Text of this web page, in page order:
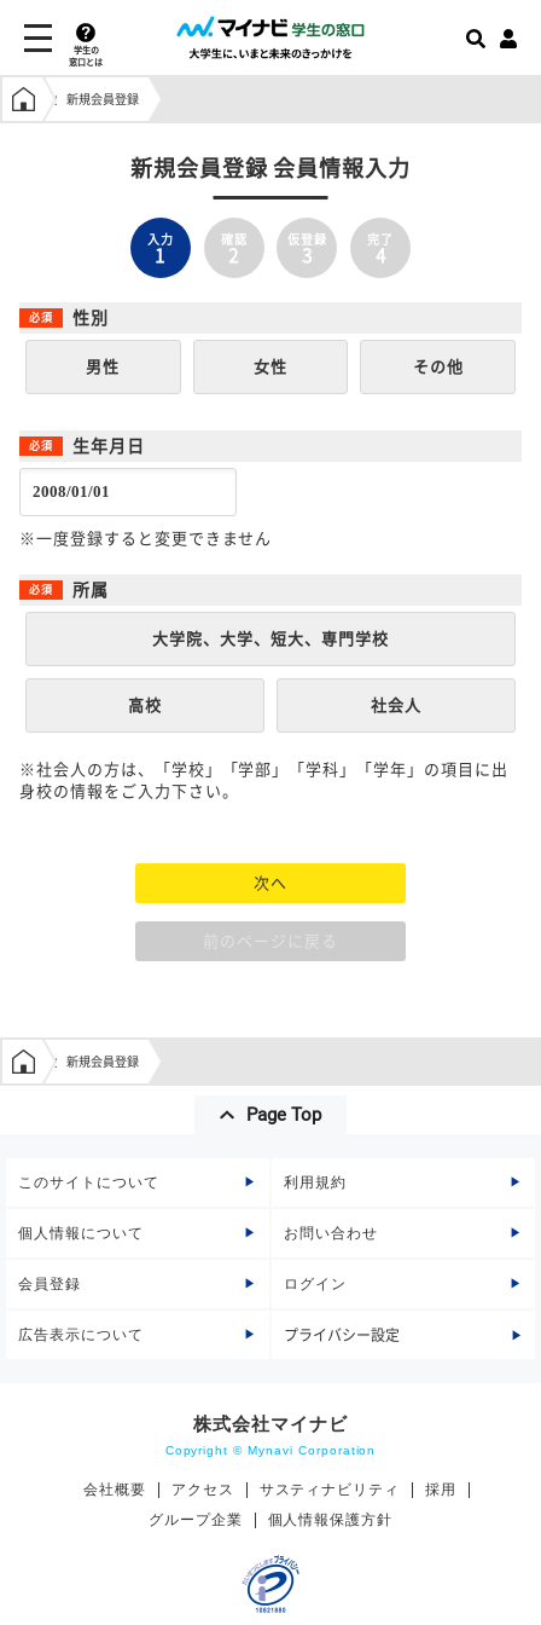
学生の
窓口とは
学生の窓口トップ
新規会員登録
新規会員登録 会員情報入力
入力
1
確認
2
仮登録
3
完了
4
性別
男性 女性 その他
生年月日
※一度登録すると変更できません
所属
大学院、大学、短大、専門学校
高校 社会人
※社会人の方は、「学校」「学部」「学科」「学年」の項目に出
身校の情報をご入力下さい。
次へ
前のページに戻る
学生の窓口トップ
新規会員登録
Page Top
このサイトについて 利用規約
個人情報について お問い合わせ
会員登録 ログイン
広告表示について プライバシー設定
株式会社マイナビ
Copyright © Mynavi Corporation
会社概要 アクセス サスティナビリティ
採用
グループ企業
個人情報保護方針